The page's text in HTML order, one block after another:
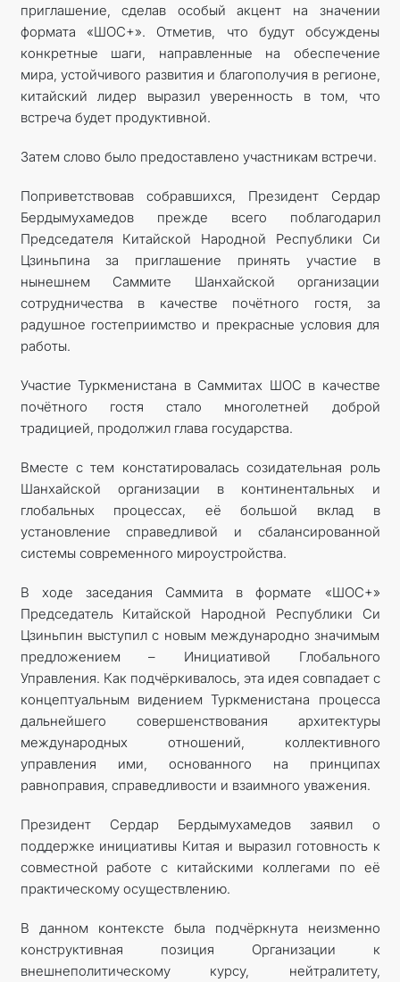
приглашение, сделав особый акцент на значении
формата «ШОС+». Отметив, что будут обсуждены
конкретные шаги, направленные на обеспечение
мира, устойчивого развития и благополучия в регионе,
китайский лидер выразил уверенность в том, что
встреча будет продуктивной.
Затем слово было предоставлено участникам встречи.
Поприветствовав собравшихся, Президент Сердар
Бердымухамедов прежде всего поблагодарил
Председателя Китайской Народной Республики Си
Цзиньпина за приглашение принять участие в
нынешнем Саммите Шанхайской организации
сотрудничества в качестве почётного гостя, за
радушное гостеприимство и прекрасные условия для
работы.
Участие Туркменистана в Саммитах ШОС в качестве
почётного гостя стало многолетней доброй
традицией, продолжил глава государства.
Вместе с тем констатировалась созидательная роль
Шанхайской организации в континентальных и
глобальных процессах, её большой вклад в
установление справедливой и сбалансированной
системы современного мироустройства.
В ходе заседания Саммита в формате «ШОС+»
Председатель Китайской Народной Республики Си
Цзиньпин выступил с новым международно значимым
предложением – Инициативой Глобального
Управления. Как подчёркивалось, эта идея совпадает с
концептуальным видением Туркменистана процесса
дальнейшего совершенствования архитектуры
международных отношений, коллективного
управления ими, основанного на принципах
равноправия, справедливости и взаимного уважения.
Президент Сердар Бердымухамедов заявил о
поддержке инициативы Китая и выразил готовность к
совместной работе с китайскими коллегами по её
практическому осуществлению.
В данном контексте была подчёркнута неизменно
конструктивная позиция Организации к
внешнеполитическому курсу, нейтралитету,